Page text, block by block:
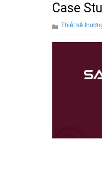
Case
Thiết kế